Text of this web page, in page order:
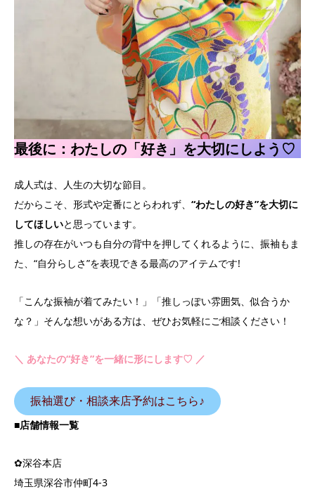
最後に：わたしの「好き」を大切にしよう♡
成人式は、人生の大切な節目。
だからこそ、形式や定番にとらわれず、 “わたしの好き”を大切に
してほしいと思っています。
推しの存在がいつも自分の背中を押してくれるように、振袖もま
た、“自分らしさ”を表現できる最高のアイテムです!
「こんな振袖が着てみたい！」「推しっぽい雰囲気、似合うか
な？」そんな想いがある方は、ぜひお気軽にご相談ください！
＼ あなたの“好き”を一緒に形にします♡ ／
振袖選び・相談来店予約はこちら♪
■店舗情報一覧
✿深谷本店
埼玉県深谷市仲町4-3